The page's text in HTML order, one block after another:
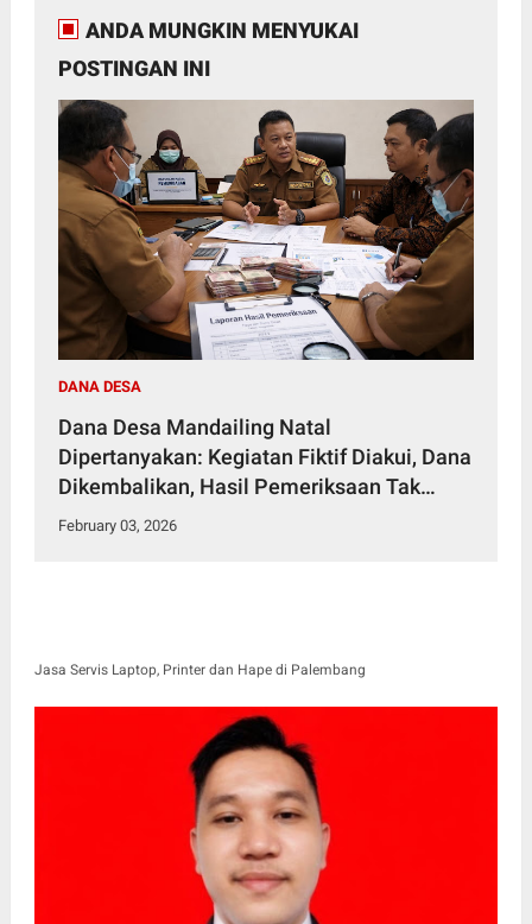
ANDA MUNGKIN MENYUKAI
POSTINGAN INI
DANA DESA
Dana Desa Mandailing Natal
Dipertanyakan: Kegiatan Fiktif Diakui, Dana
Dikembalikan, Hasil Pemeriksaan Tak
Kunjung Terbuka
February 03, 2026
Jasa Servis Laptop, Printer dan Hape di Palembang